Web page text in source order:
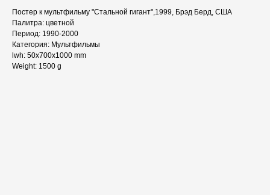
Постер к мультфильму "Стальной гигант",1999, Брэд Берд, США
Палитра: цветной
Период: 1990-2000
Категория: Мультфильмы
lwh: 50x700x1000 mm
Weight: 1500 g